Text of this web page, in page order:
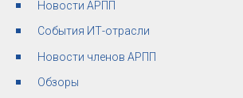
Новости АРПП
События ИТ-отрасли
Новости членов АРПП
Обзоры